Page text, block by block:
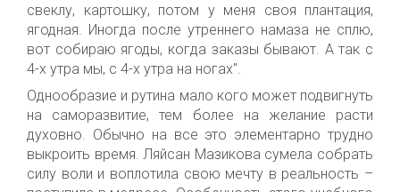
свеклу, картошку, потом у меня своя плантация,
ягодная. Иногда после утреннего намаза не сплю,
вот собираю ягоды, когда заказы бывают. А так с
4-х утра мы, с 4-х утра на ногах".
Однообразие и рутина мало кого может подвигнуть
на саморазвитие, тем более на желание расти
духовно. Обычно на все это элементарно трудно
выкроить время. Ляйсан Мазикова сумела собрать
силу воли и воплотила свою мечту в реальность –